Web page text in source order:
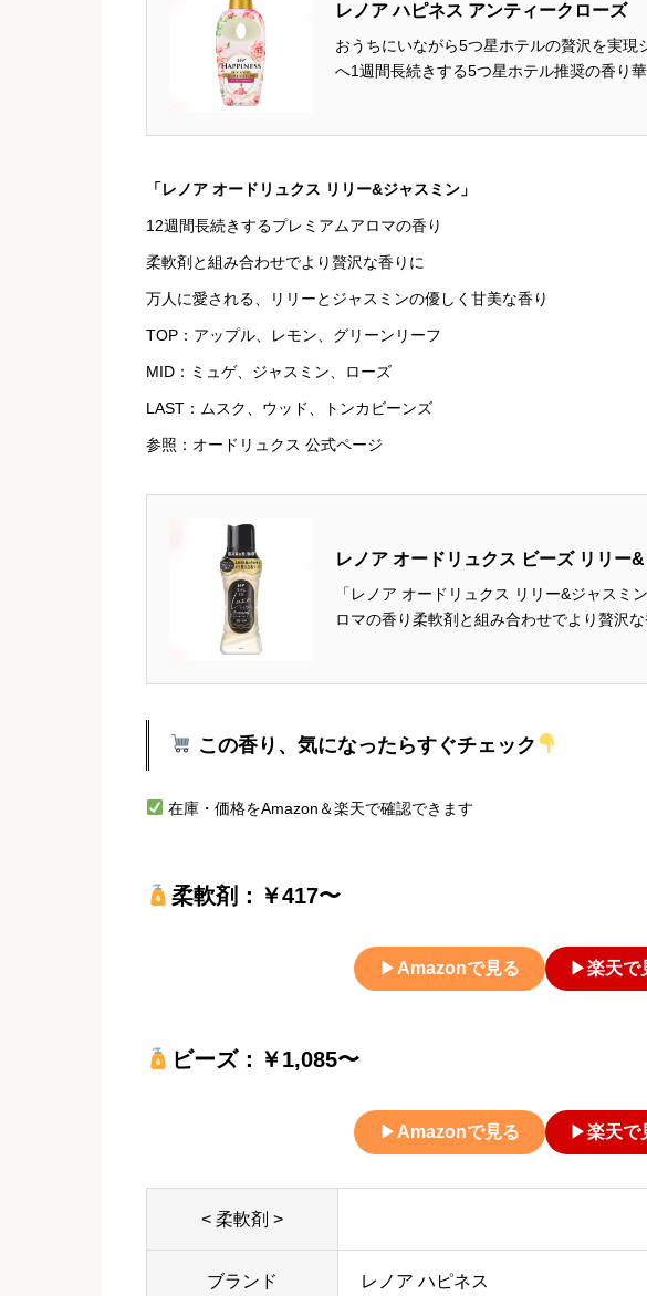
レノア ハピネス アンティークローズ
おうちにいながら5つ星ホテルの贅沢を実現
へ1週間長続きする5つ星ホテル推奨の香り
「レノア オードリュクス リリー&ジャスミン」
12週間長続きするプレミアムアロマの香り
柔軟剤と組み合わせでより贅沢な香りに
万人に愛される、リリーとジャスミンの優しく甘美な香り
TOP：アップル、レモン、グリーンリーフ
MID：ミュゲ、ジャスミン、ローズ
LAST：ムスク、ウッド、トンカビーンズ
参照：オードリュクス 公式ページ
レノア オードリュクス ビーズ リリー
「レノア オードリュクス リリー&ジャスミ
ロマの香り柔軟剤と組み合わせでより贅沢
この香り、気になったらすぐチェック
在庫・価格をAmazon＆楽天で確認できます
柔軟剤：￥417〜
▶ Amazonで見る ▶楽天で
ビーズ：￥1,085〜
▶ Amazonで見る ▶楽天で
< 柔軟剤 >
ブランド レノア ハピネス